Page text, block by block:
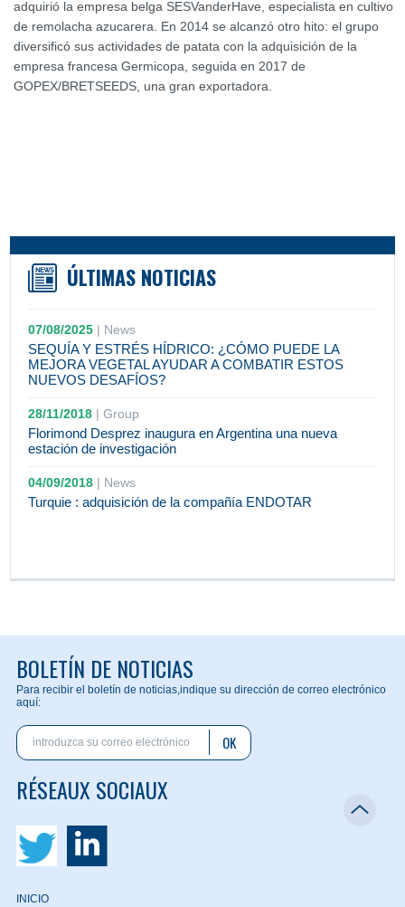
adquirió la empresa belga SESVanderHave, especialista en cultivo
de remolacha azucarera. En 2014 se alcanzó otro hito: el grupo
diversificó sus actividades de patata con la adquisición de la
empresa francesa Germicopa, seguida en 2017 de
GOPEX/BRETSEEDS, una gran exportadora.
ÚLTIMAS NOTICIAS
07/08/2025 | News
SEQUÍA Y ESTRÉS HÍDRICO: ¿CÓMO PUEDE LA
MEJORA VEGETAL AYUDAR A COMBATIR ESTOS
NUEVOS DESAFÍOS?
28/11/2018 |Group
Florimond Desprez inaugura en Argentina una nueva
estación de investigación
04/09/2018 | News
Turquie : adquisición de la compañía ENDOTAR
BOLETÍN DE NOTICIAS
Para recibir el boletín de noticias,indique su dirección de correo electrónico
aquí:
OK
RÉSEAUX SOCIAUX
INICIO